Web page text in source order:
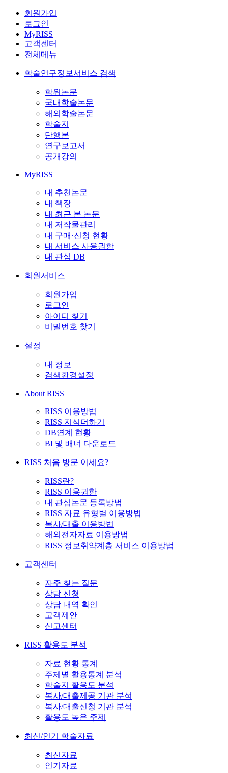
회원가입
로그인
MyRISS
고객센터
전체메뉴
학술연구정보서비스 검색
학위논문
국내학술논문
해외학술논문
학술지
단행본
연구보고서
공개강의
MyRISS
내 추천논문
내 책장
내 최근 본 논문
내 저작물관리
내 구매·신청 현황
내 서비스 사용권한
내 관심 DB
회원서비스
회원가입
로그인
아이디 찾기
비밀번호 찾기
설정
내 정보
검색환경설정
About RISS
RISS 이용방법
RISS 지식더하기
DB연계 현황
BI 및 배너 다운로드
RISS 처음 방문 이세요?
RISS란?
RISS 이용권한
내 관심논문 등록방법
RISS 자료 유형별 이용방법
복사/대출 이용방법
해외전자자료 이용방법
RISS 정보취약계층 서비스 이용방법
고객센터
자주 찾는 질문
상담 신청
상담 내역 확인
고객제안
신고센터
RISS 활용도 분석
자료 현황 통계
주제별 활용통계 분석
학술지 활용도 분석
복사/대출제공 기관 분석
복사/대출신청 기관 분석
활용도 높은 주제
최신/인기 학술자료
최신자료
인기자료